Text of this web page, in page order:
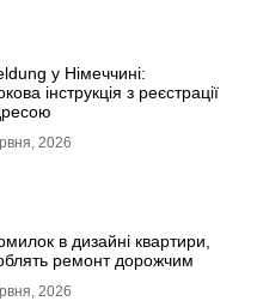
у Німеччині:
інструкція з реєстрації
2026
в дизайні квартири,
ремонт дорожчим
2026